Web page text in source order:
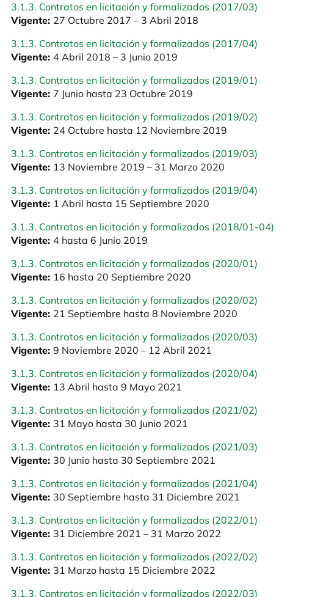
3.1.3. Contratos en licitación y formalizados (2017/03)
Vigente: 27 Octubre 2017 – 3 Abril 2018
3.1.3. Contratos en licitación y formalizados (2017/04)
Vigente: 4 Abril 2018 – 3 Junio 2019
3.1.3. Contratos en licitación y formalizados (2019/01)
Vigente: 7 Junio hasta 23 Octubre 2019
3.1.3. Contratos en licitación y formalizados (2019/02)
Vigente: 24 Octubre hasta 12 Noviembre 2019
3.1.3. Contratos en licitación y formalizados (2019/03)
Vigente: 13 Noviembre 2019 – 31 Marzo 2020
3.1.3. Contratos en licitación y formalizados (2019/04)
Vigente: 1 Abril hasta 15 Septiembre 2020
3.1.3. Contratos en licitación y formalizados (2018/01-04)
Vigente: 4 hasta 6 Junio 2019
3.1.3. Contratos en licitación y formalizados (2020/01)
Vigente: 16 hasta 20 Septiembre 2020
3.1.3. Contratos en licitación y formalizados (2020/02)
Vigente: 21 Septiembre hasta 8 Noviembre 2020
3.1.3. Contratos en licitación y formalizados (2020/03)
Vigente: 9 Noviembre 2020 – 12 Abril 2021
3.1.3. Contratos en licitación y formalizados (2020/04)
Vigente: 13 Abril hasta 9 Mayo 2021
3.1.3. Contratos en licitación y formalizados (2021/02)
Vigente: 31 Mayo hasta 30 Junio 2021
3.1.3. Contratos en licitación y formalizados (2021/03)
Vigente: 30 Junio hasta 30 Septiembre 2021
3.1.3. Contratos en licitación y formalizados (2021/04)
Vigente: 30 Septiembre hasta 31 Diciembre 2021
3.1.3. Contratos en licitación y formalizados (2022/01)
Vigente: 31 Diciembre 2021 – 31 Marzo 2022
3.1.3. Contratos en licitación y formalizados (2022/02)
Vigente: 31 Marzo hasta 15 Diciembre 2022
3.1.3. Contratos en licitación y formalizados (2022/03)